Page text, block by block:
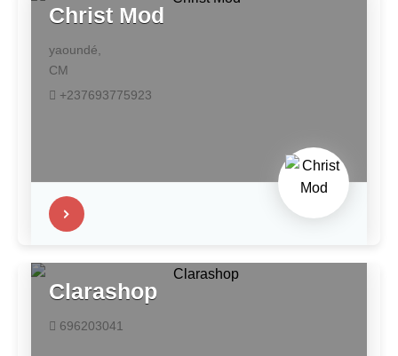
Christ Mod
yaoundé,
CM
+237693775923
Clarashop
696203041